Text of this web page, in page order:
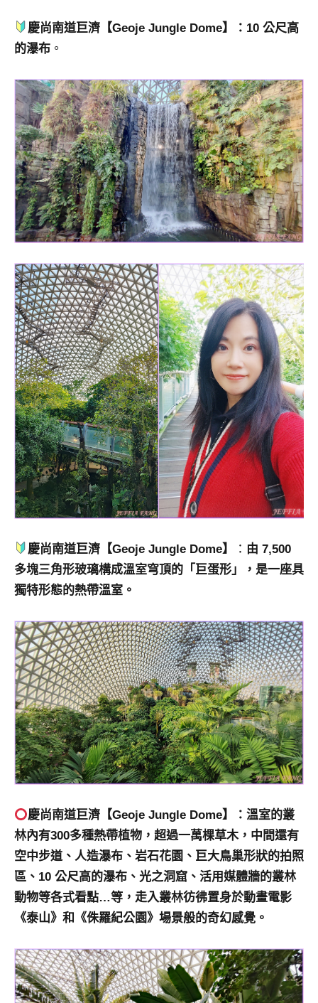
慶尚南道巨濟【Geoje Jungle Dome】
：10 公尺高
的瀑布 。
慶尚南道巨濟【Geoje Jungle Dome】 ： 由 7,500
多塊三角形玻璃構成溫室穹頂的「巨蛋形」，是一座具
獨特形態的熱帶溫室。
慶尚南道巨濟【Geoje Jungle Dome】
：溫室的叢
林內有300多種熱帶植物，超過一萬棵草木，中間還有
空中步道、人造瀑布、岩石花園、巨大鳥巢形狀的拍照
區、10 公尺高的瀑布、光之洞窟、活用媒體牆的叢林
動物等各式看點…等，走入叢林彷彿置身於動畫電影
《泰山》和《侏羅紀公園》場景般的奇幻感覺。